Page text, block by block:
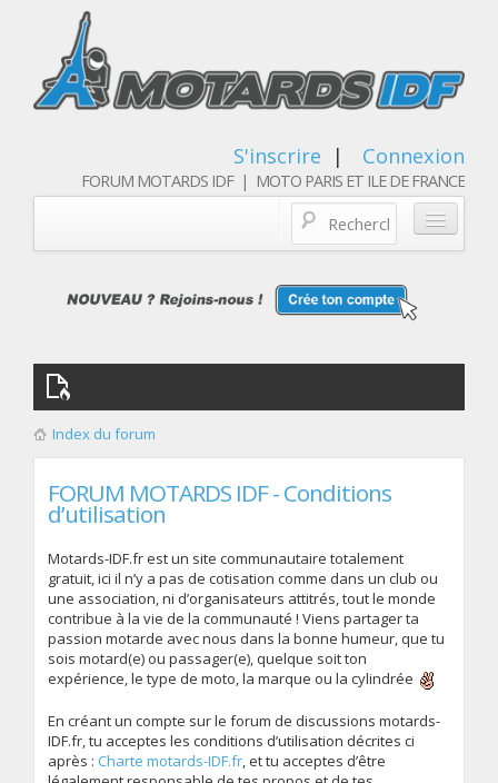
S'inscrire | Connexion
FORUM MOTARDS IDF | MOTO PARIS ET ILE DE FRANCE
Qui sommes nous
Les membres
Index du forum
FORUM MOTARDS IDF - Conditions
d’utilisation
Motards-IDF.fr est un site communautaire totalement
gratuit, ici il n’y a pas de cotisation comme dans un club ou
une association, ni d’organisateurs attitrés, tout le monde
contribue à la vie de la communauté ! Viens partager ta
passion motarde avec nous dans la bonne humeur, que tu
sois motard(e) ou passager(e), quelque soit ton
expérience, le type de moto, la marque ou la cylindrée
En créant un compte sur le forum de discussions motards-
IDF.fr, tu acceptes les conditions d’utilisation décrites ci
après : Charte motards-IDF.fr, et tu acceptes d’être